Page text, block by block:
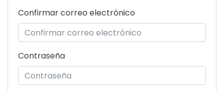
Confirmar correo electrónico
Contraseña